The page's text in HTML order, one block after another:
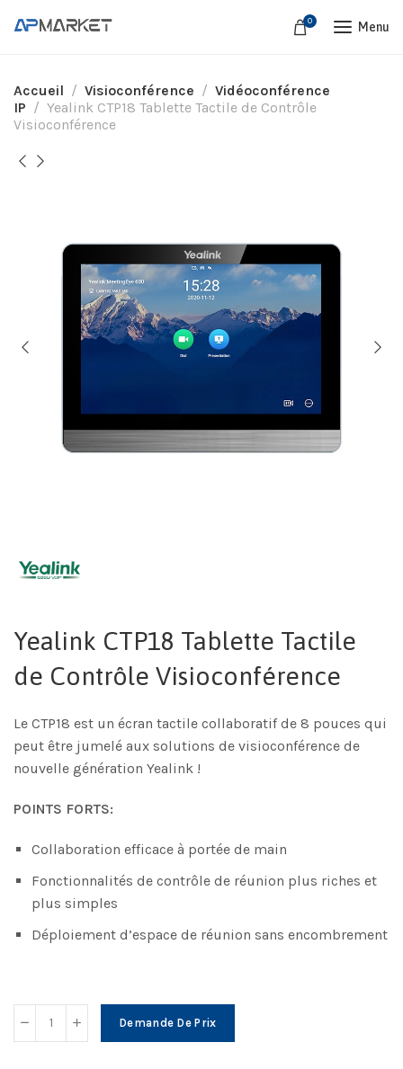
0 Menu
Accueil Visioconférence
Vidéoconférence
IP
Yealink CTP18 Tablette Tactile de Contrôle
Visioconférence
Yealink CTP18 Tablette Tactile
de Contrôle Visioconférence
Le CTP18 est un écran tactile collaboratif de 8 pouces qui
peut être jumelé aux solutions de visioconférence de
nouvelle génération Yealink !
POINTS FORTS:
Collaboration efficace à portée de main
Fonctionnalités de contrôle de réunion plus riches et
plus simples
Déploiement d’espace de réunion sans encombrement
Demande De Prix